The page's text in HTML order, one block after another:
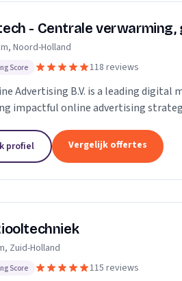
- Centrale
Noord-Holland
Score 118 reviews
Advertising B.V. is a leading
impactful online advertising
profiel Vergelijk offertes
Zuid-Holland
Score 115 reviews